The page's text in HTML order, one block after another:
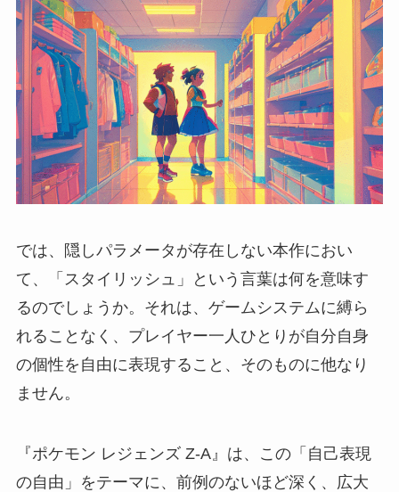
では、隠しパラメータが存在しない本作におい
て、「スタイリッシュ」という言葉は何を意味す
るのでしょうか。それは、ゲームシステムに縛ら
れることなく、プレイヤー一人ひとりが自分自身
の個性を自由に表現すること、そのものに他なり
ません。
『ポケモン レジェンズ Z-A』は、この「自己表現
の自由」をテーマに、前例のないほど深く、広大